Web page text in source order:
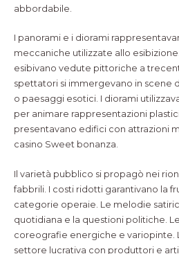
abbordabile.
I panorami e i diorami
meccaniche utilizzate allo
esibivano vedute pittoriche a
spettatori si immergevano in scene
o paesaggi esotici. I diorami
per animare rappresentazioni
presentavano edifici con attrazioni
casino Sweet bonanza.
Il varietà pubblico si propagò nei
fabbrili. I costi ridotti garantivano la
categorie operaie. Le melodie
quotidiana e la questioni politiche.
coreografie energiche e variopinte.
settore lucrativa con produttori e